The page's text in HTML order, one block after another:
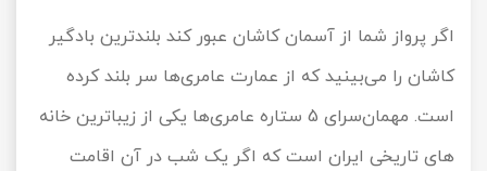
اگر پرواز شما از آسمان کاشان عبور کند بلندترین بادگیر
کاشان را می‌بینید که از عمارت عامری‌ها سر بلند کرده
است. مهمان‌سرای 5 ستاره عامری‌ها یکی از زیباترین خانه
های تاریخی ایران است که اگر یک شب در آن اقامت